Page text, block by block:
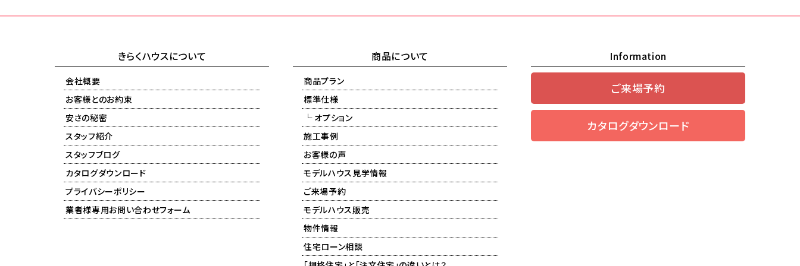
きらくハウスについて
会社概要
お客様とのお約束
安さの秘密
スタッフ紹介
スタッフブログ
カタログダウンロード
プライバシーポリシー
業者様専用お問い合わせフォーム
商品について
商品プラン
標準仕様
└ オプション
施工事例
お客様の声
モデルハウス見学情報
ご来場予約
モデルハウス販売
物件情報
住宅ローン相談
Information
ご来場予約
カタログダウンロード